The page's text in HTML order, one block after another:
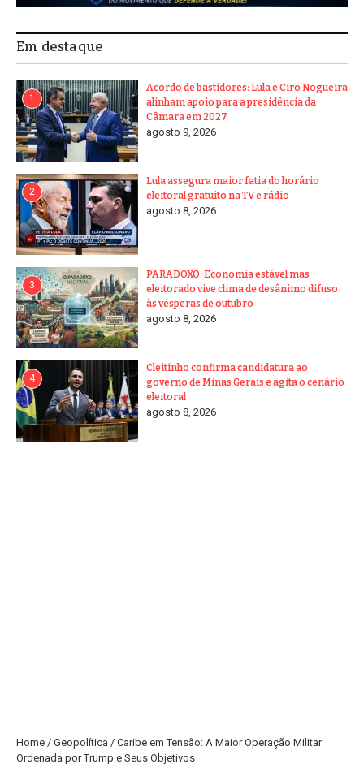
Em destaque
1
Acordo de bastidores: Lula e Ciro Nogueira
alinham apoio para a presidência da
Câmara em 2027
agosto 9, 2026
2
Lula assegura maior fatia do horário
eleitoral gratuito na TV e rádio
agosto 8, 2026
3
PARADOXO: Economia estável mas
eleitorado vive clima de desânimo difuso
às vésperas de outubro
agosto 8, 2026
4
Cleitinho confirma candidatura ao
governo de Minas Gerais e agita o cenário
eleitoral
agosto 8, 2026
Home / Geopolítica / Caribe em Tensão: A Maior Operação Militar
Ordenada por Trump e Seus Objetivos